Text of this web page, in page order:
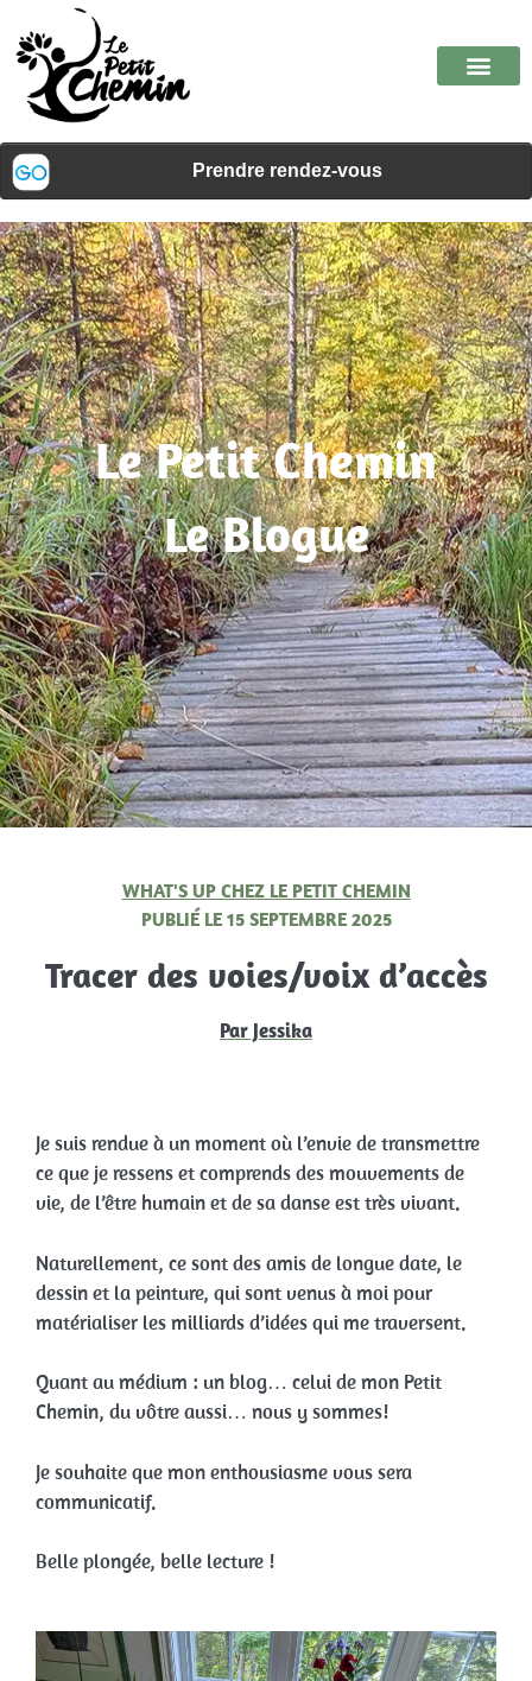
Le Petit Chemin
Le Blogue
WHAT'S UP CHEZ LE PETIT CHEMIN
PUBLIÉ LE 15 SEPTEMBRE 2025
Tracer des voies/voix d’accès
Par Jessika
Je suis rendue à un moment où l’envie de transmettre
ce que je ressens et comprends des mouvements de
vie, de l’être humain et de sa danse est très vivant.
Naturellement, ce sont des amis de longue date, le
dessin et la peinture, qui sont venus à moi pour
matérialiser les milliards d’idées qui me traversent.
Quant au médium : un blog… celui de mon Petit
Chemin, du vôtre aussi… nous y sommes!
Je souhaite que mon enthousiasme vous sera
communicatif.
Belle plongée, belle lecture !